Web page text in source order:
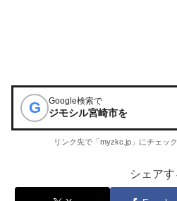
G Google検索で
ジモシル宮崎市を
リンク先で「myzkc.jp」にチェッ
シェアす